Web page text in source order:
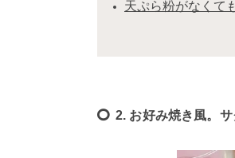
天ぷら粉がなくて
2. お好み焼き風。